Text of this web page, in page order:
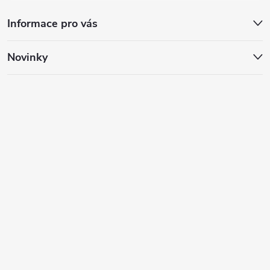
Informace pro vás
Novinky